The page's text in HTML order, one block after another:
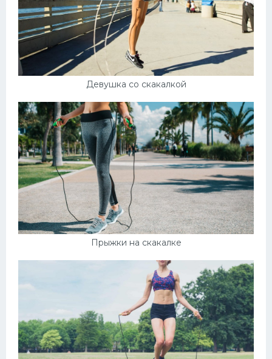
Девушка со скакалкой
Прыжки на скакалке